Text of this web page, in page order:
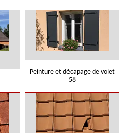
Peinture et décapage de volet
58